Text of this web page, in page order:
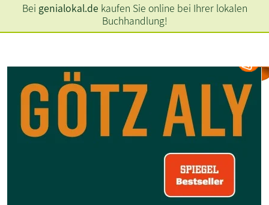
Bei genialokal.de kaufen Sie online bei Ihrer lokalen
Buchhandlung!